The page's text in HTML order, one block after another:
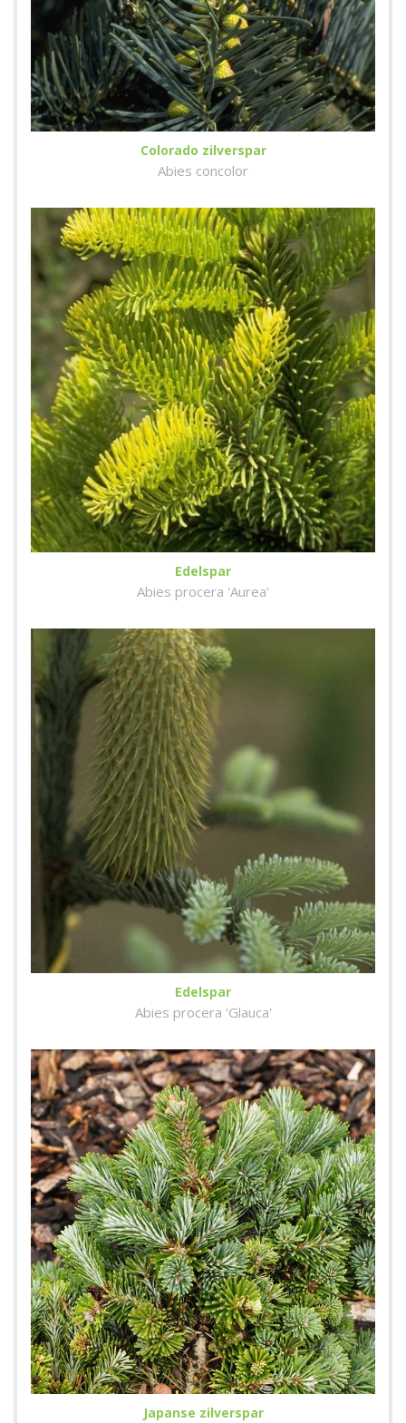
Colorado zilverspar
Abies concolor
Edelspar
Abies procera 'Aurea'
Edelspar
Abies procera 'Glauca'
Japanse zilverspar